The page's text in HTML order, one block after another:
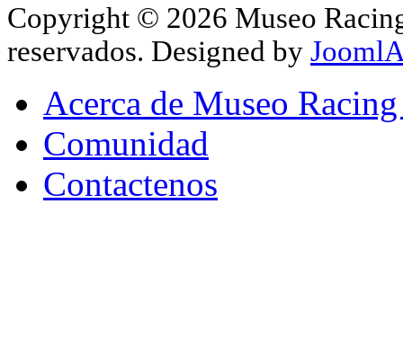
Copyright © 2026 Museo
reservados. Designed by
Acerca de Museo
Comunidad
Contactenos